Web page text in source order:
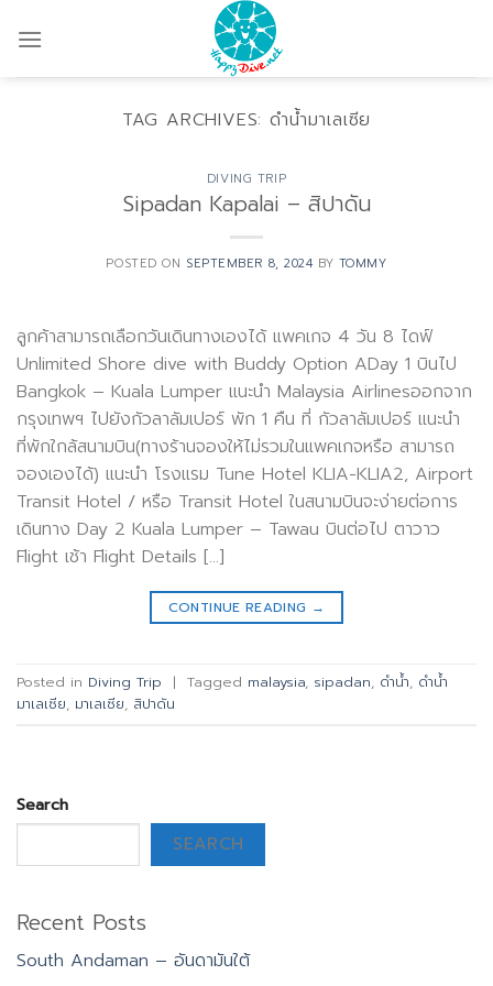
TAG ARCHIVES: ดำน้ำมาเลเซีย
DIVING TRIP
Sipadan Kapalai – สิปาดัน
POSTED ON SEPTEMBER 8, 2024BY TOMMY
ลูกค้าสามารถเลือกวันเดินทางเองได้ แพคเกจ 4 วัน 8 ไดฟ์
Unlimited Shore dive with Buddy Option ADay 1 บินไป
Bangkok – Kuala Lumper แนะนำ Malaysia Airlinesออกจาก
กรุงเทพฯ ไปยังกัวลาลัมเปอร์ พัก 1 คืน ที่ กัวลาลัมเปอร์ แนะนำ
ที่พักใกล้สนามบิน(ทางร้านจองให้ไม่รวมในแพคเกจหรือ สามารถ
จองเองได้) แนะนำ โรงแรม Tune Hotel KLIA-KLIA2, Airport
Transit Hotel / หรือ Transit Hotel ในสนามบินจะง่ายต่อการ
เดินทาง Day 2 Kuala Lumper – Tawau บินต่อไป ตาวาว
Flight เช้า Flight Details […]
CONTINUE READING →
Posted in Diving Trip | Tagged malaysia, sipadan, ดำน้ำ, ดำน้ำ
มาเลเซีย, มาเลเซีย, สิปาดัน
Search
SEARCH
Recent Posts
South Andaman – อันดามันใต้